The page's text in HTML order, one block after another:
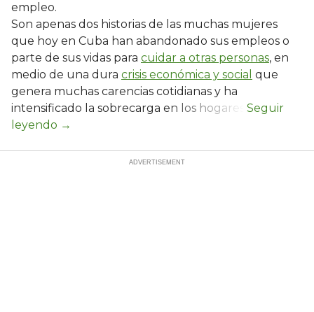
empleo.
Son apenas dos historias de las muchas mujeres
que hoy en Cuba han abandonado sus empleos o
parte de sus vidas para cuidar a otras personas, en
medio de una dura crisis económica y social que
genera muchas carencias cotidianas y ha
intensificado la sobrecarga en los hogares.